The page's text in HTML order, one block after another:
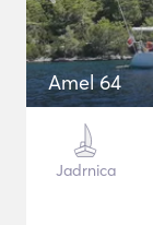
Amel 64
Jadrnica